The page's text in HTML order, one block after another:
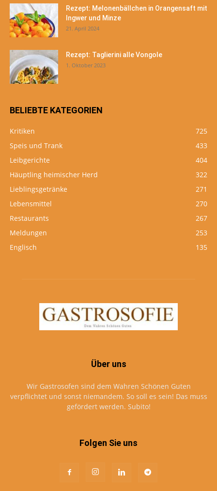
Rezept: Melonenbällchen in Orangensaft mit
Ingwer und Minze
21. April 2024
Rezept: Taglierini alle Vongole
1. Oktober 2023
BELIEBTE KATEGORIEN
Kritiken
725
Speis und Trank
433
Leibgerichte
404
Häuptling heimischer Herd
322
Lieblingsgetränke
271
Lebensmittel
270
Restaurants
267
Meldungen
253
Englisch
135
Über uns
Wir Gastrosofen sind dem Wahren Schönen Guten
verpflichtet und sonst niemandem. So soll es sein! Das muss
gefördert werden. Subito!
Folgen Sie uns